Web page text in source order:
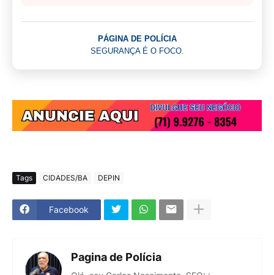
PÁGINA DE POLÍCIA
SEGURANÇA É O FOCO.
Tags CIDADES/BA DEPIN
Facebook
Pagina de Polícia